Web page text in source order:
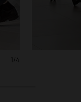
1/4